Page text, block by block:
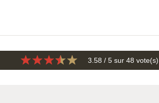
3.58 / 5 sur 48 vote(s)